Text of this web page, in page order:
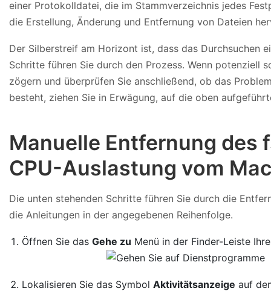
einer Protokolldatei, die im Stammverzeichnis jedes
die Erstellung, Änderung und Entfernung von Dateien
Der Silberstreif am Horizont ist, dass das Durchsuchen
Schritte führen Sie durch den Prozess. Wenn potenziell
zögern und überprüfen Sie anschließend, ob das
besteht, ziehen Sie in Erwägung, auf die oben
Manuelle Entfernung
CPU-Auslastung vom
Die unten stehenden Schritte führen Sie durch die
die Anleitungen in der angegebenen Reihenfolge.
Öffnen Sie dasGehe zu Menü in der Finder-Leiste
Lokalisieren Sie das SymbolAktivitätsanzeige auf